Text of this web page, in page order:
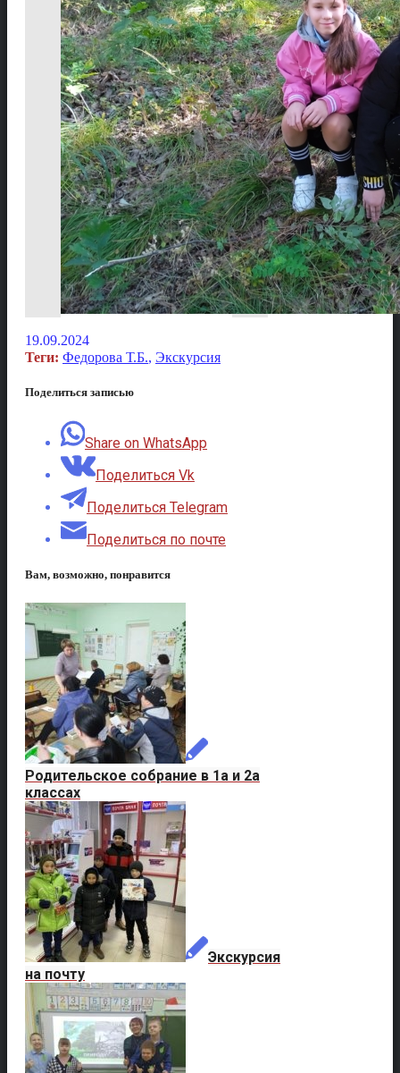
19.09.2024
Теги: Федорова Т.Б., Экскурсия
Поделиться записью
Share on WhatsApp
Поделиться Vk
Поделиться Telegram
Поделиться по почте
Вам, возможно, понравится
Родительское собрание в 1а и 2а
классах
Экскурсия
на почту